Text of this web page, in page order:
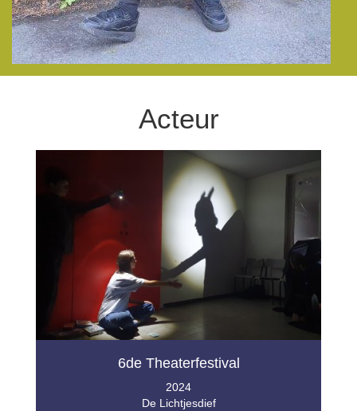
Acteur
6de Theaterfestival
2024
De Lichtjesdief